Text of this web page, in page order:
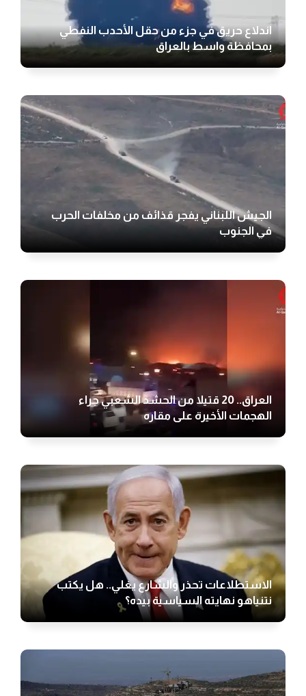
اندلاع حريق في جزء من حقل الأحدب النفطي
بمحافظة واسط بالعراق
الجيش اللبناني يفجر قذائف من مخلفات الحرب
في الجنوب
العراق.. 20 قتيلا من الحشد الشعبي جراء
الهجمات الأخيرة على مقاره
الاستطلاعات تحذر والشارع يغلي.. هل يكتب
نتنياهو نهايته السياسية بيده؟